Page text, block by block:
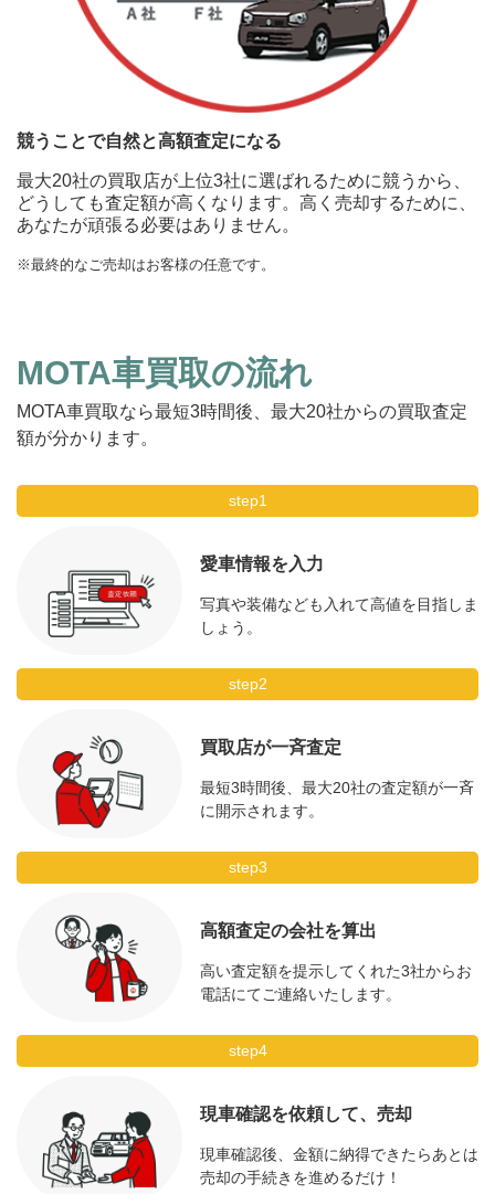
競うことで自然と高額査定になる
最大20社の買取店が上位3社に選ばれるために競うから、
どうしても査定額が高くなります。高く売却するために、
あなたが頑張る必要はありません。
※最終的なご売却はお客様の任意です。
MOTA車買取の流れ
MOTA車買取なら最短3時間後、最大20社からの買取査定
額が分かります。
step1
愛車情報を入力
写真や装備なども入れて高値を目指しま
しょう。
step2
買取店が一斉査定
最短3時間後、最大20社の査定額が一斉
に開示されます。
step3
高額査定の会社を算出
高い査定額を提示してくれた3社からお
電話にてご連絡いたします。
step4
現車確認を依頼して、売却
現車確認後、金額に納得できたらあとは
売却の手続きを進めるだけ！